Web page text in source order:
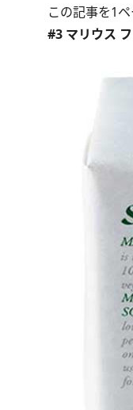
この記事を1
#3 マリウス